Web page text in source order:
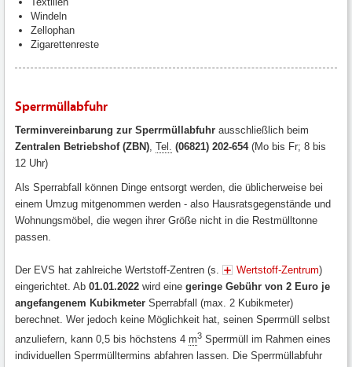
Windeln
Zellophan
Zigarettenreste
Sperrmüllabfuhr
Terminvereinbarung zur Sperrmüllabfuhr ausschließlich beim
Zentralen Betriebshof (ZBN) Tel. (06821) 202-654(Mo bis Fr; 8 bis
12 Uhr)
Als Sperrabfall können Dinge entsorgt werden, die üblicherweise bei
einem Umzug mitgenommen werden - also Hausratsgegenstände und
Wohnungsmöbel, die wegen ihrer Größe nicht in die Restmülltonne
passen.
Der EVS hat zahlreiche Wertstoff-Zentren (s. Wertstoff-Zentrum)
eingerichtet. Ab 01.01.2022 wird eine geringe Gebühr von 2 Euro je
angefangenem Kubikmeter Sperrabfall (max. 2 Kubikmeter)
berechnet. Wer jedoch keine Möglichkeit hat, seinen Sperrmüll selbst
anzuliefern, kann 0,5 bis höchstens 4 m3 Sperrmüll im Rahmen eines
individuellen Sperrmülltermins abfahren lassen. Die Sperrmüllabfuhr